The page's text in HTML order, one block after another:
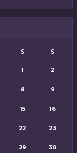
S S
1 2
8 9
15 16
22 23
29 30